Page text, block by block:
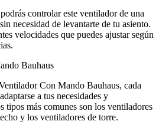
controlar este ventilador de una
necesidad de levantarte de tu asiento.
velocidades que puedes ajustar según
Bauhaus
Con Mando Bauhaus, cada
a tus necesidades y
tipos más comunes son los ventiladores
y los ventiladores de torre.